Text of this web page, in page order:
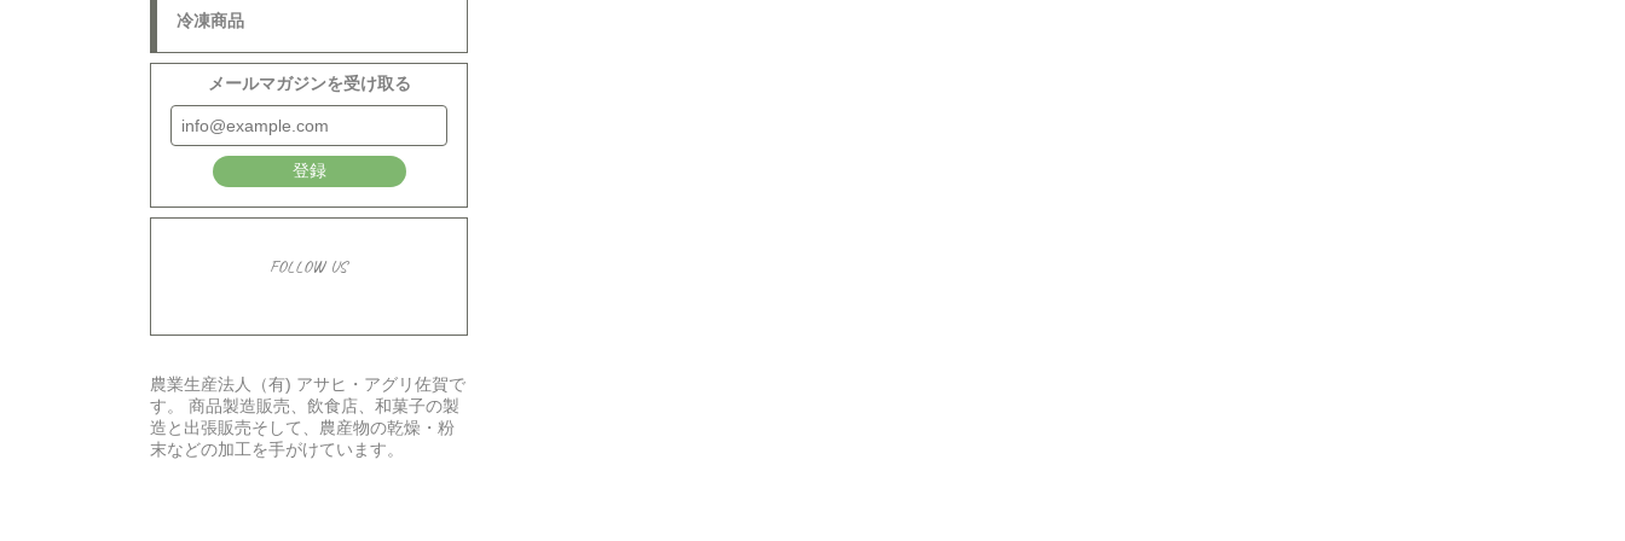
冷凍商品
メールマガジンを受け取る
登録
FOLLOW US
農業生産法人（有) アサヒ・アグリ佐賀で
す。 商品製造販売、飲食店、和菓子の製
造と出張販売そして、農産物の乾燥・粉
末などの加工を手がけています。